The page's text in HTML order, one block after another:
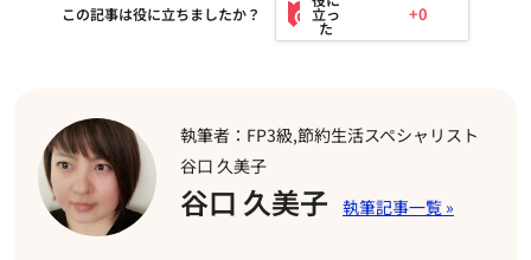
この記事は役に立ちましたか？ +0
執筆者：FP3級,節約生活スペシャリスト
谷口 久美子
谷口 久美子